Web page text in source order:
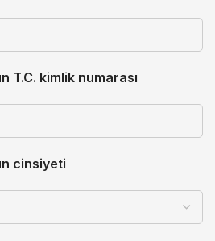
T.C. kimlik numarası
cinsiyeti